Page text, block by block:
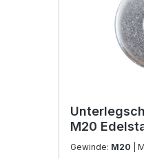
M20
Gewinde: M20 |